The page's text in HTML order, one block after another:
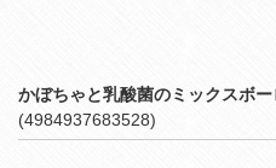
かぼちゃと乳酸菌のミックスボー
(4984937683528)